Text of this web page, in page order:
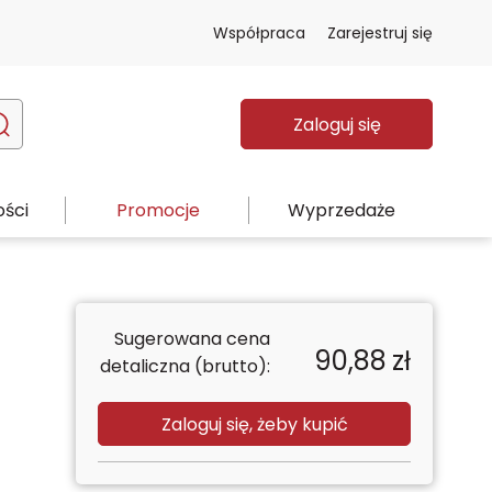
Współpraca Zarejestruj się
Zaloguj się
Promocje Wyprzedaże
Sugerowana cena
detaliczna (brutto):
90,88 zł
Zaloguj się, żeby kupić